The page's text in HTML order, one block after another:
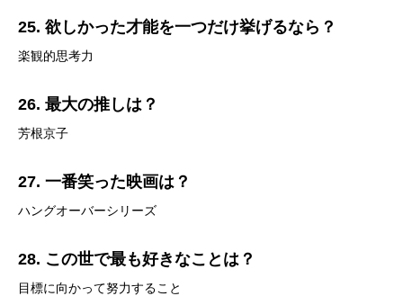
25. 欲しかった才能を一つだけ挙げるなら？
楽観的思考力
26. 最大の推しは？
芳根京子
27. 一番笑った映画は？
ハングオーバーシリーズ
28. この世で最も好きなことは？
目標に向かって努力すること